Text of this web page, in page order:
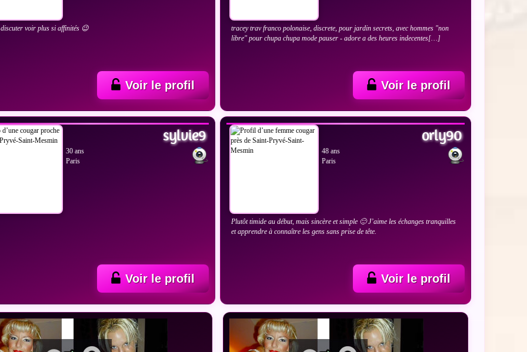
discuter voir plus si affinités 😉
Voir le profil
tracey trav franco polonaise, discrete, pour jardin secrets, avec hommes "non
libre" pour chupa chupa mode pauser - adore a des heures indecentes[…]
Voir le profil
sylvie9
30 ans
Paris
Voir le profil
VOIR LES PHOTOS
orly90
48 ans
Paris
Plutôt timide au début, mais sincère et simple 🙂 J’aime les échanges tranquilles
et apprendre à connaître les gens sans prise de tête.
Voir le profil